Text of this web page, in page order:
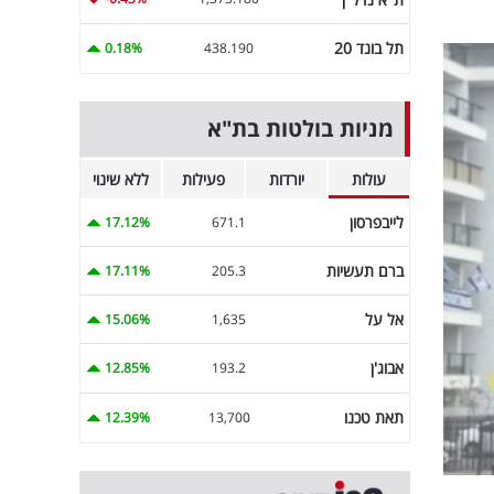
תל בונד 20 438.190
0.18%
מניות בולטות בת"א
עולות יורדות פעילות ללא שינוי
לייבפרסון 671.1
17.12%
ברם תעשיות 205.3
17.11%
אל על 1,635
15.06%
אבוג'ן 193.2
12.85%
תאת טכנו 13,700
12.39%